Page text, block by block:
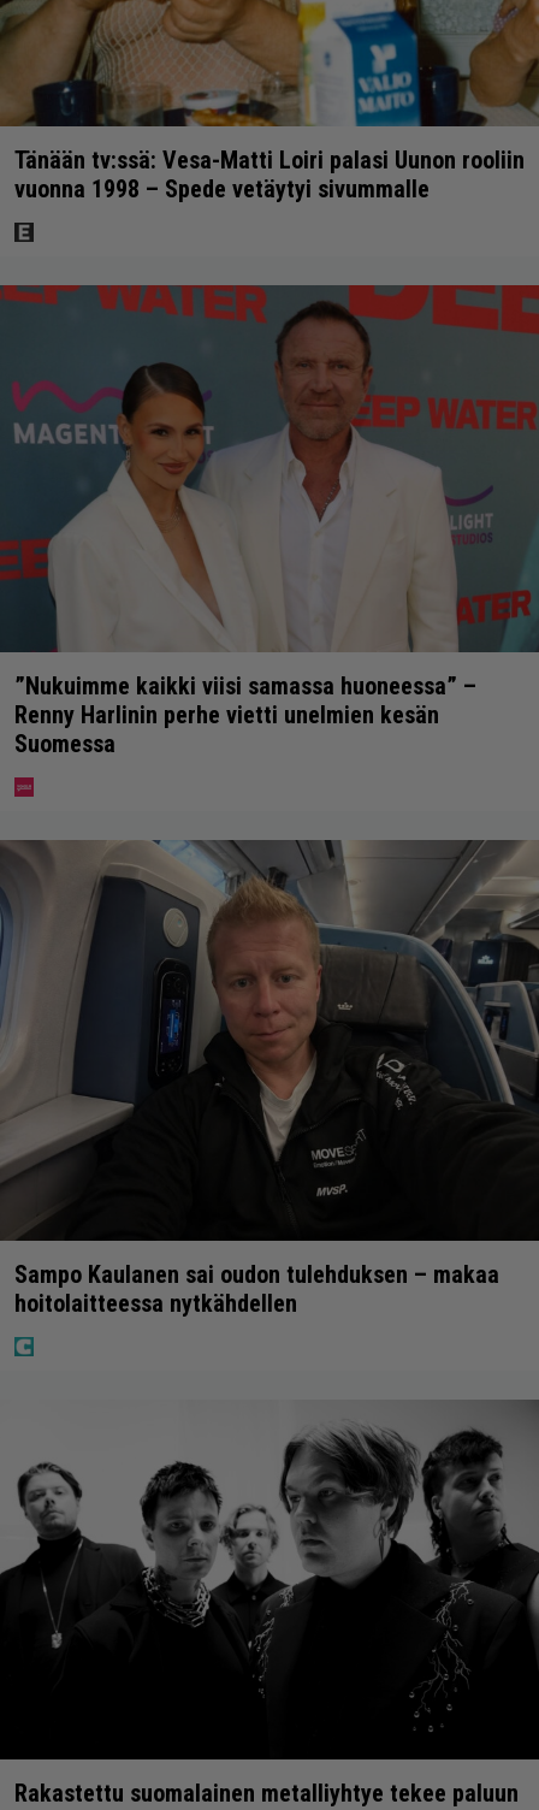
Tänään tv:ssä: Vesa-Matti Loiri palasi Uunon rooliin
vuonna 1998 – Spede vetäytyi sivummalle
”Nukuimme kaikki viisi samassa huoneessa” –
Renny Harlinin perhe vietti unelmien kesän
Suomessa
Sampo Kaulanen sai oudon tulehduksen – makaa
hoitolaitteessa nytkähdellen
Rakastettu suomalainen metalliyhtye tekee paluun